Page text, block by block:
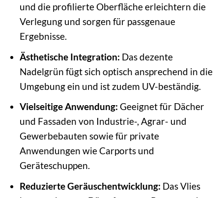
und die profilierte Oberfläche erleichtern die
Verlegung und sorgen für passgenaue
Ergebnisse.
Ästhetische Integration: Das dezente
Nadelgrün fügt sich optisch ansprechend in die
Umgebung ein und ist zudem UV-beständig.
Vielseitige Anwendung: Geeignet für Dächer
und Fassaden von Industrie-, Agrar- und
Gewerbebauten sowie für private
Anwendungen wie Carports und
Geräteschuppen.
Reduzierte Geräuschentwicklung: Das Vlies